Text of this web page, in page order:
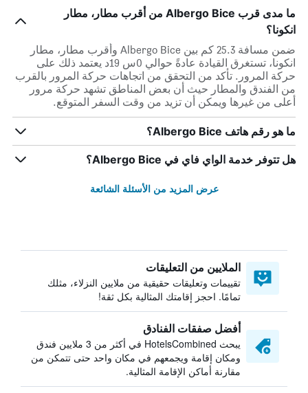
ما مدى قرب Albergo Bice من أقرب مطار، مطار
انكونا؟
ضمن مسافة 25.3 كم بين Albergo Bice وأقرب مطار، مطار
انكونا، تستغرق القيادة عادةً حوالي 0س 19د يعتمد ذلك على
حركة المرور. تأكد من التحقق من اتجاهات حركة المرور بالقرب
من الفندق والمطار حيث أن بعض المناطق تشهد حركة مرور
أعلى من غيرها ويمكن أن تزيد من وقت السفر المتوقع.
ما هو رقم هاتف Albergo Bice؟
هل تتوفر خدمة الواي فاي في Albergo Bice؟
عرض المزيد من الأسئلة الشائعة
الملايين من التعليقات
تقييمات وتعليقات حقيقية من ملايين النزلاء، مثلك
تمامًا. احجز إقامتك المثالية بكل ثقة!
أفضل صفقات الفنادق
يبحث HotelsCombined في أكثر من 3 ملايين فندق
ومكان إقامة ويجمعهم في مكان واحد حتى تتمكن من
مقارنة أماكن الإقامة المثالية.